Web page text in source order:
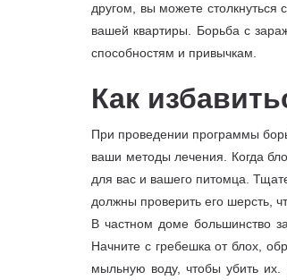
другом, вы можете
вашей квартиры. Борьба с
способностям и привычкам.
Как
При проведении программы
ваши методы лечения. Когда
для вас и вашего питомца.
должны проверить его шерсть,
В частном доме большинство
Начните с гребешка от блох,
мыльную воду, чтобы убить